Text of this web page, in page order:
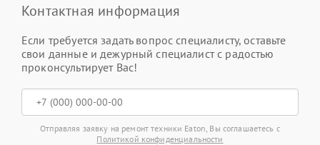
Контактная информация
Если требуется задать вопрос специалисту, оставьте
свои данные и дежурный специалист с радостью
проконсультирует Вас!
Отправляя заявку на ремонт техники Eaton, Вы соглашаетесь с
Политикой конфиденциальности